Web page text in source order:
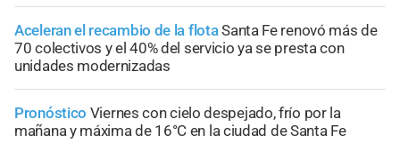
Aceleran el recambio de la flotaSanta Fe renovó más de
70 colectivos y el 40% del servicio ya se presta con
unidades modernizadas
Pronóstico Viernes con cielo despejado, frío por la
mañana y máxima de 16°C en la ciudad de Santa Fe